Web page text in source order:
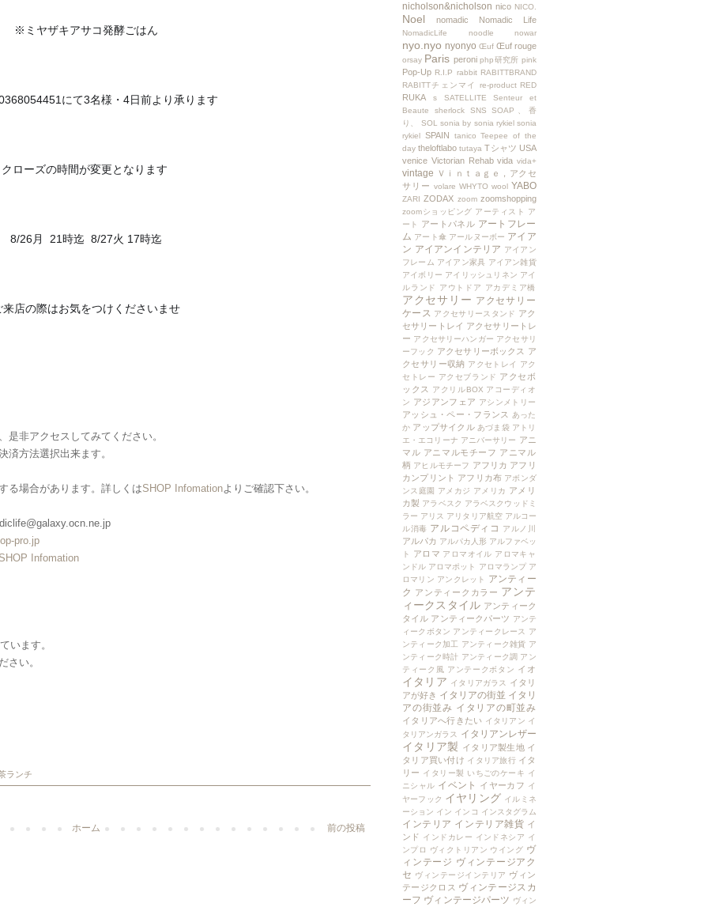
※ミヤザキアサコ発酵ごはん
にて3名様・4日前より承ります
ローズの時間が変更となります
8/26月  21時迄  8/27火 17時迄
来店の際はお気をつけくださいませ
非アクセスしてみてください。
方法選択出来ます。
る場合があります。詳しくはSHOP Infomationよりご確認下さい。
pro.jp
Infomation
います。
さい。
ランチ
前の投稿
ホーム
nicholson&nicholson nico NICO.
Noel nomadic Nomadic Life
NomadicLife noodle nowar
nyo.nyo nyonyo Œuf Œuf rouge
orsay Paris peroni php研究所 pink
Pop-Up R.I.P rabbit RABITTBRAND
RABITTチェンマイ
re-product RED
RUKA s SATELLITE
Senteur et
Beaute
sherlock SNS
SOAP、香
り、
SOL sonia by sonia rykiel sonia
rykiel SPAIN tanico Teepee of the
day theloftlabo tutaya Tシャツ USA
venice Victorian Rehab vida vida+
vintage Ｖｉｎｔａｇｅ，アクセ
サリー volare WHYTO wool YABO
ZARI ZODAX zoom zoomshopping
zoomショッピング アーティスト
ア
ート
アートパネル アートフレー
ム アート傘 アールヌーボー アイア
ン アイアンインテリア アイアン
フレーム アイアン家具 アイアン雑貨
アイボリー アイリッシュリネン アイ
ルランド
アウトドア アカデミア橋
アクセサリー アクセサリー
ケース アクセサリースタンド アク
セサリートレイ アクセサリートレ
ー アクセサリーハンガー アクセサリ
ーフック アクセサリーボックス ア
クセサリー収納 アクセトレイ
アク
セトレー アクセブランド アクセボ
ックス
アクリルBOX アコーディオ
ン アジアンフェア アシンメトリー
アッシュ・ペー・フランス
あった
か アップサイクル あづま袋 アトリ
エ・エコリーナ アニバーサリー アニ
マル アニマルモチーフ アニマル
柄 アヒルモチーフ アフリカ アフリ
カンプリント アフリカ布 アボンダ
ンス庭園
アメカジ アメリカ アメリ
カ製 アラベスク アラベスクウッドミ
ラー アリス アリタリア航空 アルコー
ル消毒 アルコペディコ アルノ川
アルパカ アルパカ人形 アルファベッ
ト
アロマ アロマオイル アロマキャ
ンドル アロマポット アロマランプ ア
ロマリン アンクレット
アンティー
ク アンティークカラー アンテ
ィークスタイル アンティーク
タイル アンティークパーツ アンテ
ィークボタン アンティークレース
ア
ンティーク加工 アンティーク雑貨 ア
ンティーク時計 アンティーク調 アン
ティーク風
アンテークボタン イオ
イタリア イタリアガラス
イタリ
アが好き イタリアの街並 イタリ
アの街並み イタリアの町並み
イタリアへ行きたい イタリアン イ
タリアンガラス
イタリアンレザー
イタリア製 イタリア製生地 イ
タリア買い付け イタリア旅行 イタ
リー イタリー製 いちごのケーキ イ
ニシャル イベント イヤーカフ イ
ヤーフック イヤリング イルミネ
ーション イン インコ インスタグラム
インテリア インテリア雑貨 イ
ンド インドカレー インドネシア イ
ンプロ
ヴィクトリアン ウイング ヴ
ィンテージ ヴィンテージアク
セ ヴィンテージインテリア ヴィン
テージクロス ヴィンテージスカ
ーフ ヴィンテージパーツ ヴィン